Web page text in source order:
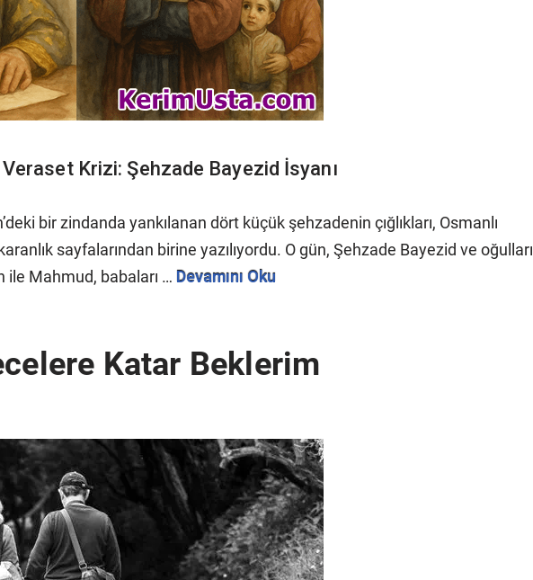
Veraset Krizi: Şehzade Bayezid İsyanı
bir zindanda yankılanan dört küçük şehzadenin çığlıkları, Osmanlı
sayfalarından birine yazılıyordu. O gün, Şehzade Bayezid ve oğulları
ile Mahmud, babaları … Devamını Oku
Katar Beklerim